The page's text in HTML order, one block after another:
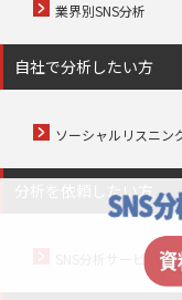
業界別SNS分析
自社で分析したい方
ソーシャルリスニン
分析を依頼したい方
SNS分析サービス